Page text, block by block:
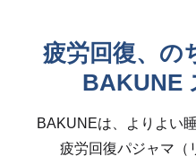
疲労回復、の
BAKUNE
BAKUNEは、よりよい
疲労回復パジャマ（